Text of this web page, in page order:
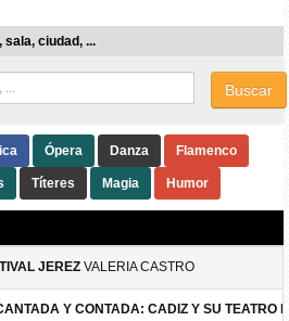
ciudad, ...
Buscar
Ópera Danza Flamenco
Títeres Magia Humor
JEREZ VALERIA CASTRO
Y CONTADA: CADIZ Y SU TEATRO